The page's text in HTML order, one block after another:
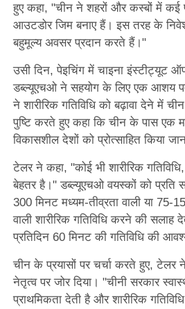
हुए कहा, "चीन ने शहरों और कस्बों में कई
आउटडोर जिम बनाए हैं। इस तरह के
बहुमूल्य अवसर प्रदान करते हैं।"
उसी दिन, पेइचिंग में चाइना इंस्टीट्यूट
डब्ल्यूएचओ ने सहयोग के लिए एक आशय
ने शारीरिक गतिविधि को बढ़ावा देने में
पुष्टि करते हुए कहा कि चीन के पास एक
विकासशील देशों को प्रोत्साहित किया
टेलर ने कहा, "कोई भी शारीरिक
बेहतर है।" डब्ल्यूएचओ वयस्कों को प्रति
300 मिनट मध्यम-तीव्रता वाली या 75-
वाली शारीरिक गतिविधि करने की सलाह
प्रतिदिन 60 मिनट की गतिविधि की
चीन के प्रयासों पर चर्चा करते हुए,
नेतृत्व पर जोर दिया। "चीनी सरकार
प्राथमिकता देती है और शारीरिक